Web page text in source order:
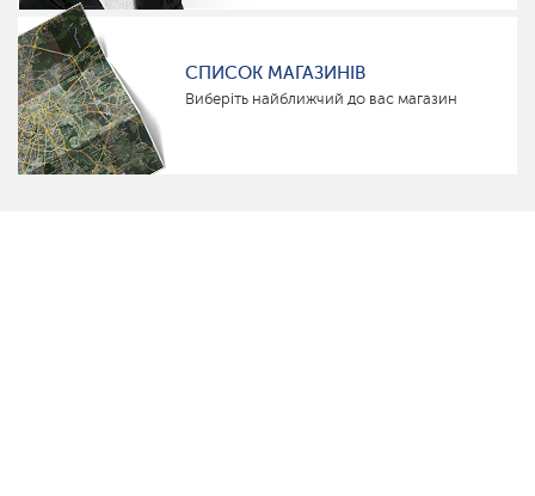
СПИСОК МАГАЗИНІВ
Виберіть найближчий до вас магазин